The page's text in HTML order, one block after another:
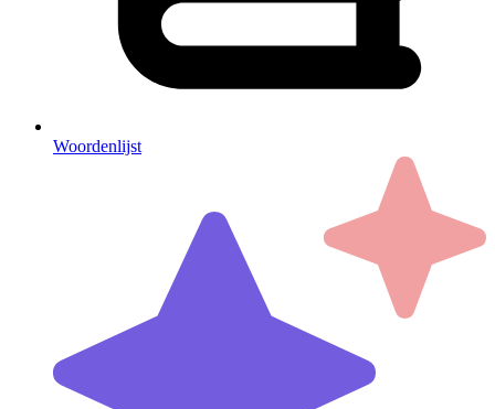
Woordenlijst